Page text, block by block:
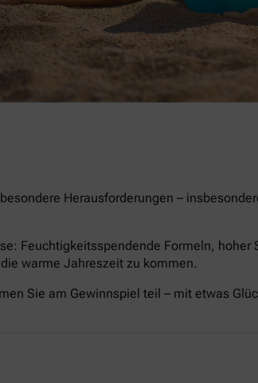
Herausforderungen –
Feuchtigkeitsspendende Formeln,
warme Jahreszeit zu kommen.
Sie am Gewinnspiel teil – mit etwas